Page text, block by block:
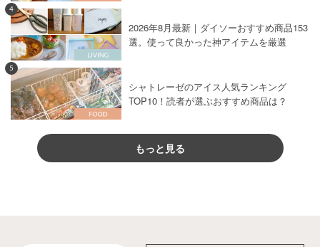
4
2026年8月最新｜ダイソーおすすめ商品153
選。使って良かった神アイテムを厳選
5
シャトレーゼのアイス人気ランキング
TOP10！読者が選ぶおすすめ商品は？
もっと見る